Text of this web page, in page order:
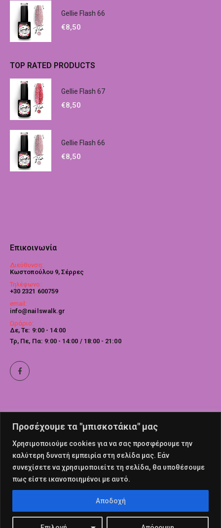
Προσέχουμε τα "μπισκοτάκια" μας
Χρησιμοποιούμε cookies για να σας προσφέρουμε την
καλύτερη δυνατή εμπειρία στη σελίδα μας. Εάν
συνεχίσετε να χρησιμοποιείτε τη σελίδα, θα υποθέσουμε
πως είστε ικανοποιημένοι με αυτό.
Αποδοχή
Gellie Flash 66
€8,50
TOP RATED PRODUCTS
Gellie Flash 67
€8,50
Gellie Flash 66
€8,50
Επικοινωνία
Διεύθυνση:
Κωστοπούλου 9, Σέρρες
Τηλέφωνο:
+30 2321 600759
email:
info@nailswalk.gr
Ωράριο:
Δε, Τε: 9:00 - 14:00
Τρ, Πε, Πα: 9:00 - 14:00 / 18:00 - 21:00
© nailswalk 2022. All Rights Reserved